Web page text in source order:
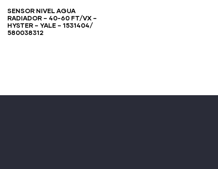
SENSOR NIVEL AGUA
RADIADOR – 40-60 FT/VX –
HYSTER – YALE – 1531404/
580038312